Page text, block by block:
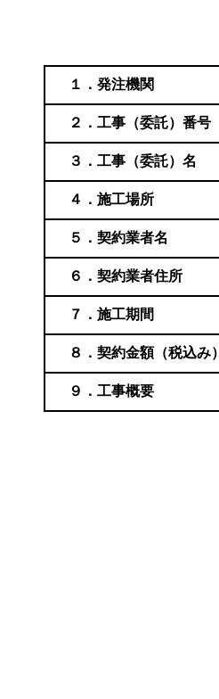
１．発注機関
２．工事（委託）番号
３．工事（委託）名
４．施工場所
５．契約業者名
６．契約業者住所
７．施工期間
８．契約金額（税込み）
９．工事概要